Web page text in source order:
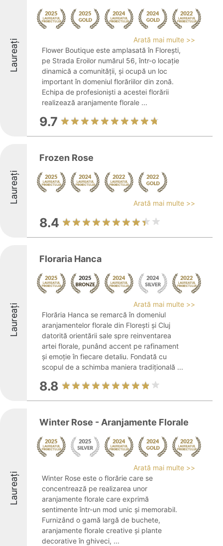
Laureați
Arată mai multe >>
Flower Boutique este amplasată în Florești,
pe Strada Eroilor numărul 56, într-o locație
dinamică a comunității, și ocupă un loc
important în domeniul florăriilor din zonă.
Echipa de profesioniști a acestei florării
realizează aranjamente florale ...
9.7
Laureați
Frozen Rose
Arată mai multe >>
8.4
Laureați
Floraria Hanca
Arată mai multe >>
Florăria Hanca se remarcă în domeniul
aranjamentelor florale din Florești și Cluj
datorită orientării sale spre reinventarea
artei florale, punând accent pe rafinament
și emoție în fiecare detaliu. Fondată cu
scopul de a schimba maniera tradițională ...
8.8
Laureați
Winter Rose - Aranjamente Florale
Arată mai multe >>
Winter Rose este o florărie care se
concentrează pe realizarea unor
aranjamente florale care exprimă
sentimente într-un mod unic și memorabil.
Furnizând o gamă largă de buchete,
aranjamente florale creative și plante
decorative în ghiveci, ...